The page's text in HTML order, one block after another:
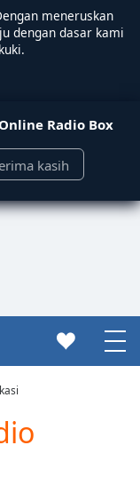
meneruskan
dengan dasar kami
Online Radio Box
kasih